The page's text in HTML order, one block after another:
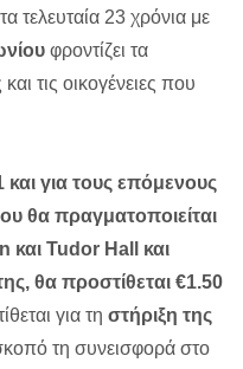
τελευταία 23 χρόνια με
φροντίζει τα
τις οικογένειες που
και για τους επόμενους
θα πραγματοποιείται
και Tudor Hall
και
θα προστίθεται €1.50
για τη στήριξη της
τη συνεισφορά στο